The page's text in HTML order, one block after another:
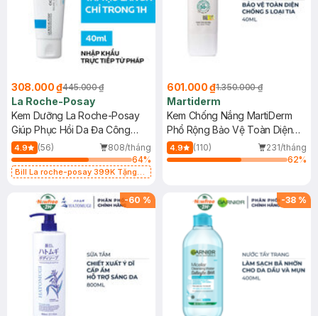
308.000 ₫445.000 ₫
La Roche-Posay
Kem Dưỡng La Roche-Posay
Giúp Phục Hồi Da Đa Công
Dụng 40ml
4.9 (56)
808/tháng
64%
Bill La roche-posay 399K Tặng
(SL có hạn)
601.000 ₫1.350.000 ₫
Martiderm
Kem Chống Nắng MartiDerm
Phổ Rộng Bảo Vệ Toàn Diện
40ml
4.9 (110)
231/tháng
62%
-60 % -38 %